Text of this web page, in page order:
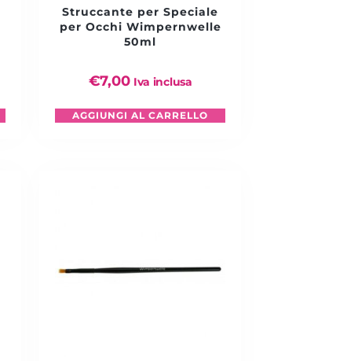
Struccante per Speciale
per Occhi Wimpernwelle
50ml
€7,00 Iva inclusa
AGGIUNGI AL CARRELLO